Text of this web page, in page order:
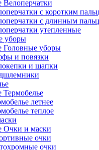
Велоперчатки
с коротким
с длинным
утепленные
уборы
Головные уборы
и повязки
и шапки
Термобелье
летнее
теплое
Очки и маски
очки
очки